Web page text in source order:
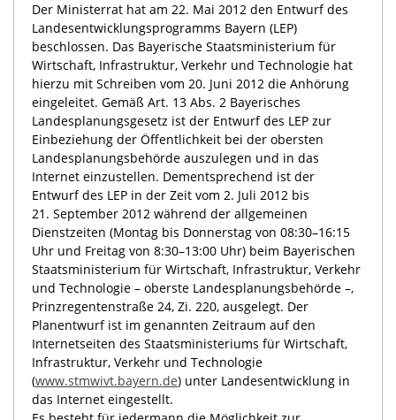
Der Ministerrat hat am 22. Mai 2012 den Entwurf des
Landesentwicklungsprogramms Bayern (LEP)
beschlossen. Das Bayerische Staatsministerium für
Wirtschaft, Infrastruktur, Verkehr und Technologie hat
hierzu mit Schreiben vom 20. Juni 2012 die Anhörung
eingeleitet. Gemäß Art. 13 Abs. 2 Bayerisches
Landesplanungsgesetz ist der Entwurf des LEP zur
Einbeziehung der Öffentlichkeit bei der obersten
Landesplanungsbehörde auszulegen und in das
Internet einzustellen. Dementsprechend ist der
Entwurf des LEP in der Zeit vom 2. Juli 2012 bis
21. September 2012 während der allgemeinen
Dienstzeiten (Montag bis Donnerstag von 08:30–16:15
Uhr und Freitag von 8:30–13:00 Uhr) beim Bayerischen
Staatsministerium für Wirtschaft, Infrastruktur, Verkehr
und Technologie – oberste Landesplanungsbehörde –,
Prinzregentenstraße 24, Zi. 220, ausgelegt. Der
Planentwurf ist im genannten Zeitraum auf den
Internetseiten des Staatsministeriums für Wirtschaft,
Infrastruktur, Verkehr und Technologie
(www.stmwivt.bayern.de) unter Landesentwicklung in
das Internet eingestellt.